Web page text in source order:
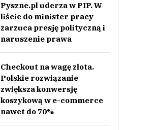
Pyszne.pl uderza w PIP. W
liście do minister pracy
zarzuca presję polityczną i
naruszenie prawa
Checkout na wagę złota.
Polskie rozwiązanie
zwiększa konwersję
koszykową w e-commerce
nawet do 70%